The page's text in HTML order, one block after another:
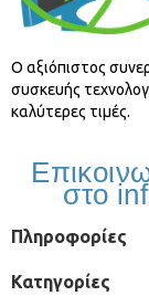
O αξιόπιστος
συσκευής
καλύτερες τιμές.
στο
Πληροφορίες
Κατηγορίες